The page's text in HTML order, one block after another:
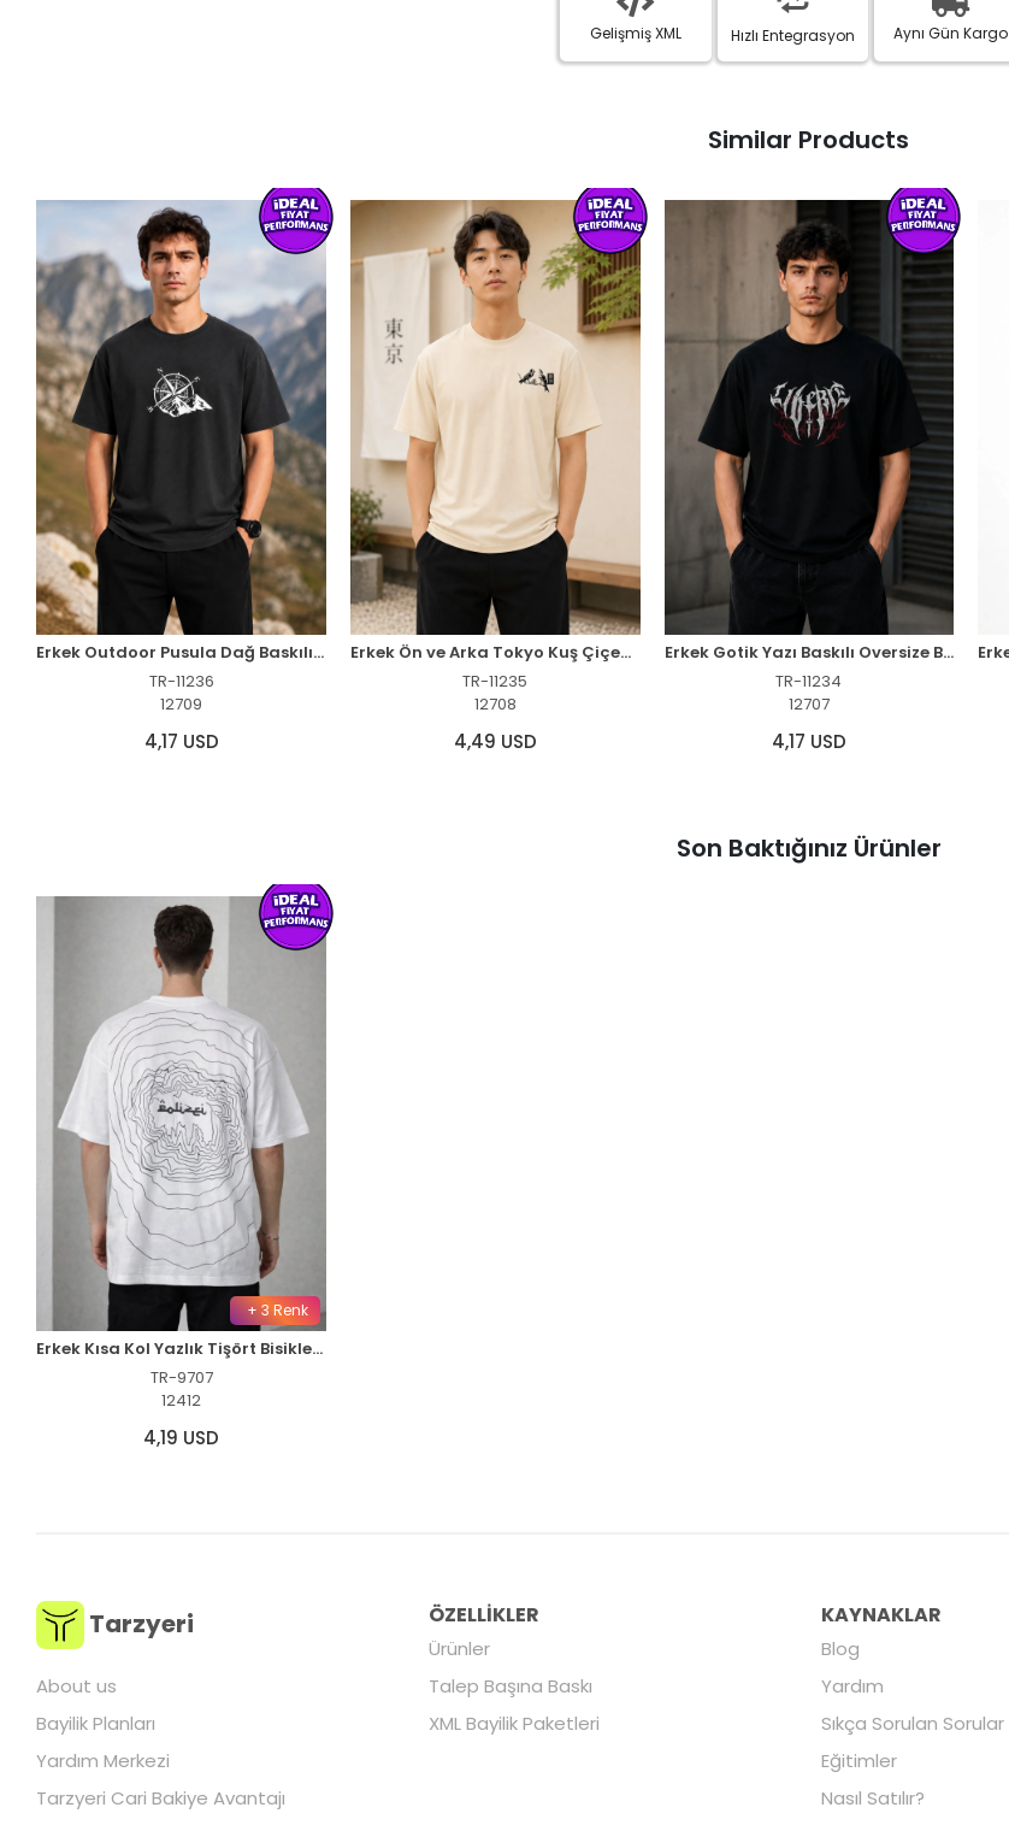
Gelişmiş XML Hızlı Entegrasyon Aynı Gün Kargo
Similar Products
Erkek Outdoor Pusula Dağ Baskılı Kısa Kollu Oversize T-Shirt - Siyah
TR-11236
12709
4,17 USD
Erkek Ön ve Arka Tokyo Kuş Çiçek Baskılı Oversize T-Shirt - Ekru
TR-11235
12708
4,49 USD
Erkek Gotik Yazı Baskılı Oversize Bisiklet Yaka T-Shirt - Siyah
TR-11234
12707
4,17 USD
Son Baktığınız Ürünler
+ 3 Renk
Erkek Kısa Kol Yazlık Tişört Bisiklet Yaka Baskılı Oversize T-Shirt - Beyaz
TR-9707
12412
4,19 USD
Tarzyeri
About us
Bayilik Planları
Yardım Merkezi
Tarzyeri Cari Bakiye Avantajı
ÖZELLİKLER
Ürünler
Talep Başına Baskı
XML Bayilik Paketleri
KAYNAKLAR
Blog
Yardım
Sıkça Sorulan Sorular
Eğitimler
Nasıl Satılır?